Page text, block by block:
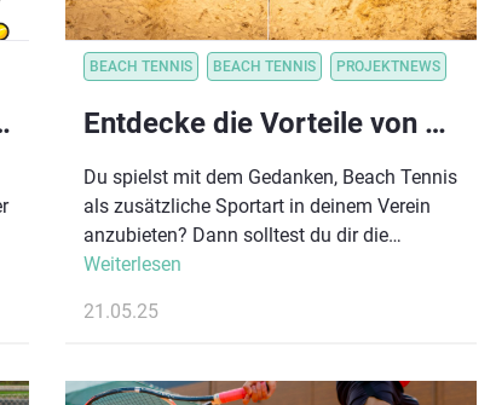
kennenlernen!
BEACH TENNIS BEACH TENNIS PROJEKTNEWS
Entdecke die Vorteile von Beach Tennis für deinen Tennisverein!
Du spielst mit dem Gedanken, Beach Tennis
als zusätzliche Sportart in deinem Verein
anzubieten? Dann solltest du dir die
Kaiserbäder Beach Tennis Tour 2025 auf
27. Juli erwarten dich spannende Matches
perfekte Gelegenheit, Beach Tennis hautnah
Weiterlesen
21.05.25